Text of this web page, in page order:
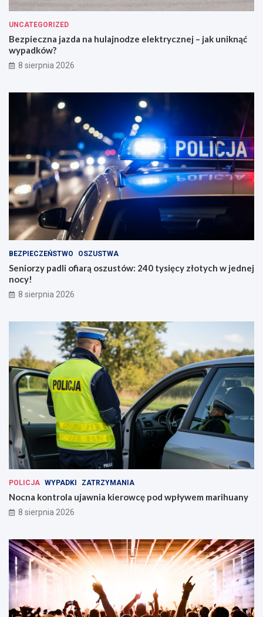
UNCATEGORIZED
Bezpieczna jazda na hulajnodze elektrycznej – jak uniknąć
wypadków?
8 sierpnia 2026
BEZPIECZEŃSTWO OSZUSTWA
Seniorzy padli ofiarą oszustów: 240 tysięcy złotych w jednej
nocy!
8 sierpnia 2026
POLICJA WYPADKI ZATRZYMANIA
Nocna kontrola ujawnia kierowcę pod wpływem marihuany
8 sierpnia 2026